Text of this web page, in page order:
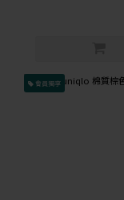
會員獨享